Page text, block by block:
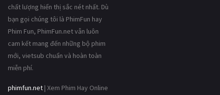
chất lượng hiển thị sắc nét nhất. Dù
bạn gọi chúng tôi là PhimFun hay
Phim Fun, PhimFun.net vẫn luôn
cam kết mang đến những bộ phim
mới, vietsub chuẩn và hoàn toàn
miễn phí.
phimfun.net | Xem Phim Hay Online